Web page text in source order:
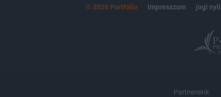
© 2026 Portfolio impresszum jogi
Partnereink